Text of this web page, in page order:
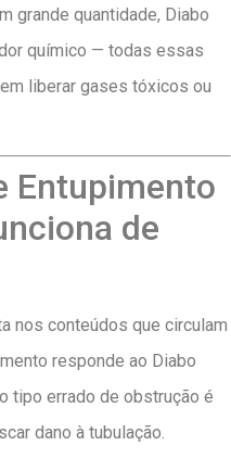
grande quantidade, Diabo
químico — todas essas
liberar gases tóxicos ou
Entupimento
de
nos conteúdos que circulam
responde ao Diabo
tipo errado de obstrução é
dano à tubulação.